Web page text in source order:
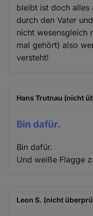
bleibt ist doch alles
durch den Vater
nicht wesensgleich
mal gehört) also
versteht!
Hans Trutnau (nicht
Bin dafür.
Bin dafür.
Und weiße Flagge
Leon S. (nicht